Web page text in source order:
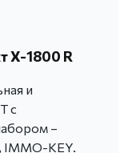
X-1800 R
и
с
–
IMMO-KEY.